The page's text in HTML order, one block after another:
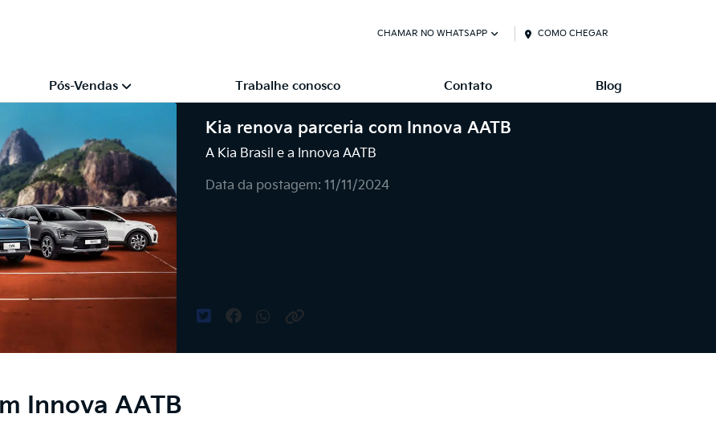
CHAMAR NO WHATSAPP COMO CHEGAR
Pós-Vendas Trabalhe conosco Contato Blog
Kia renova parceria com Innova AATB
A Kia Brasil e a Innova AATB
Data da postagem: 11/11/2024
Innova AATB